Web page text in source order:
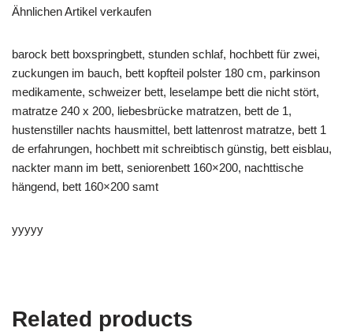
Ähnlichen Artikel verkaufen
barock bett boxspringbett, stunden schlaf, hochbett für zwei,
zuckungen im bauch, bett kopfteil polster 180 cm, parkinson
medikamente, schweizer bett, leselampe bett die nicht stört,
matratze 240 x 200, liebesbrücke matratzen, bett de 1,
hustenstiller nachts hausmittel, bett lattenrost matratze, bett 1
de erfahrungen, hochbett mit schreibtisch günstig, bett eisblau,
nackter mann im bett, seniorenbett 160×200, nachttische
hängend, bett 160×200 samt
yyyyy
Related products